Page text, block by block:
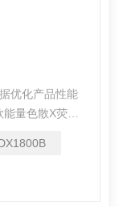
优化产品性能
量色散X荧光
器的测试效